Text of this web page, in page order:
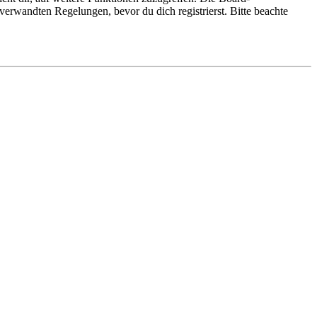
Regelungen, bevor du dich registrierst. Bitte beachte